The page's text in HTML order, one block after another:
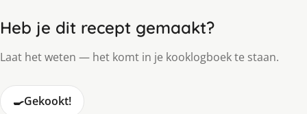
Heb je dit recept gemaakt?
Laat het weten — het komt in je kooklogboek te staan.
🍳Gekookt!